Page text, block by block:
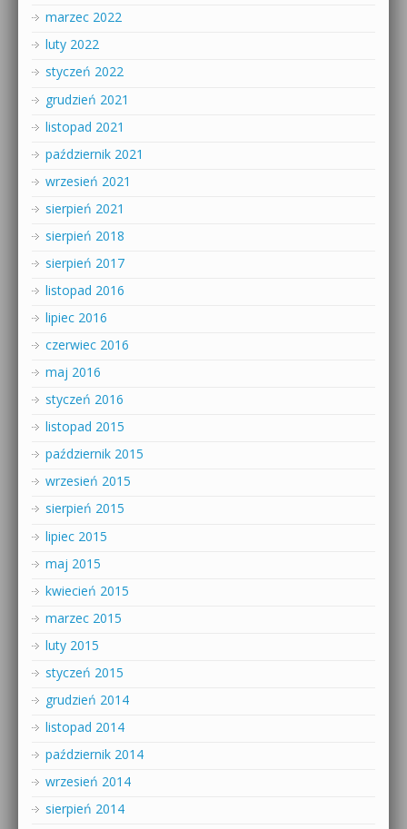
marzec 2022
luty 2022
styczeń 2022
grudzień 2021
listopad 2021
październik 2021
wrzesień 2021
sierpień 2021
sierpień 2018
sierpień 2017
listopad 2016
lipiec 2016
czerwiec 2016
maj 2016
styczeń 2016
listopad 2015
październik 2015
wrzesień 2015
sierpień 2015
lipiec 2015
maj 2015
kwiecień 2015
marzec 2015
luty 2015
styczeń 2015
grudzień 2014
listopad 2014
październik 2014
wrzesień 2014
sierpień 2014